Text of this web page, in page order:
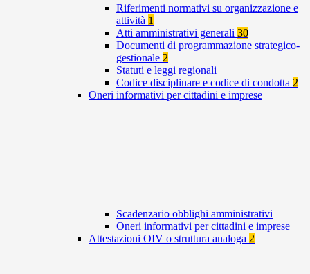
Riferimenti normativi su organizzazione e
attività 1
Atti amministrativi generali 30
Documenti di programmazione strategico-
gestionale 2
Statuti e leggi regionali
Codice disciplinare e codice di condotta 2
Oneri informativi per cittadini e imprese
Scadenzario obblighi amministrativi
Oneri informativi per cittadini e imprese
Attestazioni OIV o struttura analoga 2